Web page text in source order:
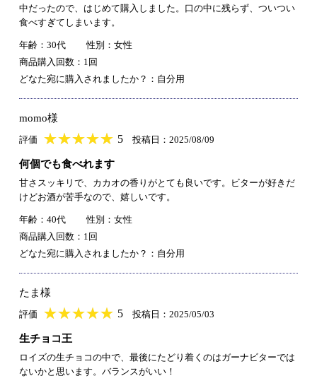
中だったので、はじめて購入しました。口の中に残らず、ついつい
食べすぎてしまいます。
年齢：30代
性別：女性
商品購入回数：1回
どなた宛に購入されましたか？：自分用
momo様
評価 ★★★★★
★★★★★ 5 投稿日：2025/08/09
何個でも食べれます
甘さスッキリで、カカオの香りがとても良いです。ビターが好きだ
けどお酒が苦手なので、嬉しいです。
年齢：40代
性別：女性
商品購入回数：1回
どなた宛に購入されましたか？：自分用
たま様
評価 ★★★★★
★★★★★ 5 投稿日：2025/05/03
生チョコ王
ロイズの生チョコの中で、最後にたどり着くのはガーナビターでは
ないかと思います。バランスがいい！